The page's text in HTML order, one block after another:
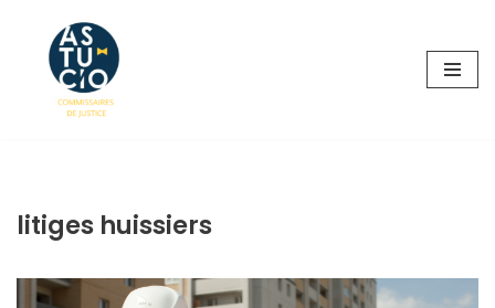
Aller
contenu
litiges huissiers